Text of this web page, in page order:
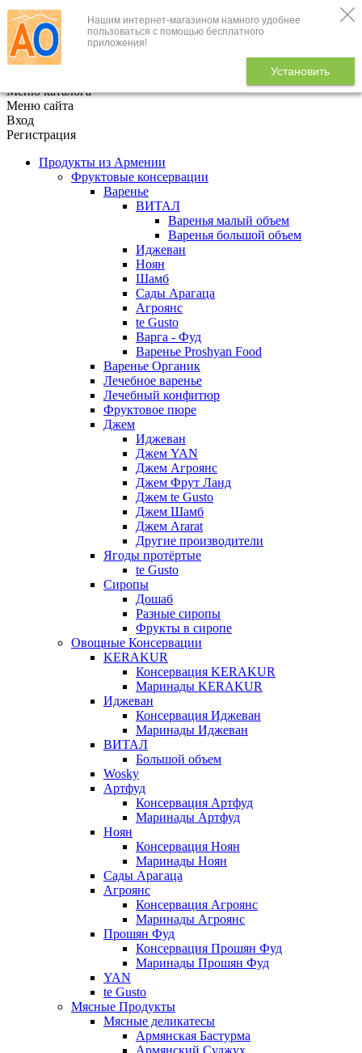
Нашим интернет-магазином намного удобнее
пользоваться с помощью бесплатного
приложения!
Установить
+7 (495) 646-888-1
В корзине
Меню каталога
Меню сайта
Вход
Регистрация
Продукты из Армении
Фруктовые консервации
Варенье
ВИТАЛ
Варенья малый объем
Варенья большой объем
Иджеван
Ноян
Шамб
Сады Арагаца
Агроянс
te Gusto
Варга - Фуд
Варенье Proshyan Food
Варенье Органик
Лечебное варенье
Лечебный конфитюр
Фруктовое пюре
Джем
Иджеван
Джем YAN
Джем Агроянс
Джем Фрут Ланд
Джем te Gusto
Джем Шамб
Джем Ararat
Другие производители
Ягоды протёртые
te Gusto
Сиропы
Дошаб
Разные сиропы
Фрукты в сиропе
Овощные Консервации
KERAKUR
Консервация KERAKUR
Маринады KERAKUR
Иджеван
Консервация Иджеван
Маринады Иджеван
ВИТАЛ
Большой объем
Wosky
Артфуд
Консервация Артфуд
Маринады Артфуд
Ноян
Консервация Ноян
Маринады Ноян
Сады Арагаца
Агроянс
Консервация Агроянс
Маринады Агроянс
Прошян Фуд
Консервация Прошян Фуд
Маринады Прошян Фуд
YAN
te Gusto
Мясные Продукты
Мясные деликатесы
Армянская Бастурма
Армянский Суджух